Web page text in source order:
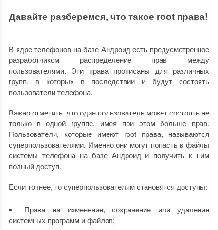
Давайте разберемся, что такое root права!
В ядре телефонов на базе Андроид есть предусмотренное
разработчиком распределение прав между
пользователями. Эти права прописаны для различных
групп, в которых в последствии и будут состоять
пользователи телефона.
Важно отметить, что один пользователь может состоять не
только в одной группе, имея при этом больше прав.
Пользователи, которые имеют root права, называются
суперпользователями. Именно они могут попасть в файлы
системы телефона на базе Андроид и получить к ним
полный доступ.
Если точнее, то суперпользователям становятся доступы:
Права на изменение, сохранение или удаление
системных программ и файлов;